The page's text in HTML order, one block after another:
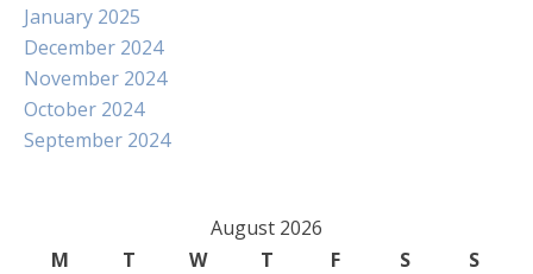
January 2025
December 2024
November 2024
October 2024
September 2024
August 2026
M
T W T F S
S